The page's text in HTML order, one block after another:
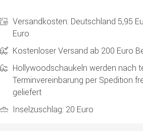
Versandkosten: Deutschland 5,95
Euro
Kostenloser Versand ab 200 Euro
Hollywoodschaukeln werden nach
Terminvereinbarung per Spedition
geliefert
Inselzuschlag: 20 Euro